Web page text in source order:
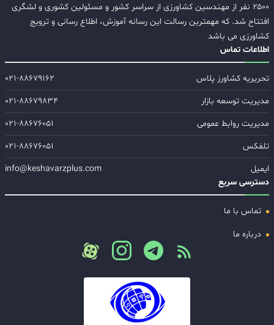
۲۵۰۰ نفر از مهندسین کشاورزی از سراسر کشور و مسئولین کشوری و لشگری
افتتاح شد. که مهمترین رسالت این رسانه آموزش، اطلاع رسانی و ترویج
کشاورزی می باشد
اطلاعات تماس
تحریریه کشاورز پلاس
۰۲۱-۸۸۶۷۹۱۶۲
مدیریت توسعه بازار
۰۲۱-۸۸۶۷۹۸۳۴
مدیریت روابط عمومی
۰۲۱-۸۸۶۷۶۰۵۱
تلفکس
۰۲۱-۸۸۶۷۶۰۵۱
ایمیل
info@keshavarzplus.com
دسترسی سریع
تماس با ما
درباره ما